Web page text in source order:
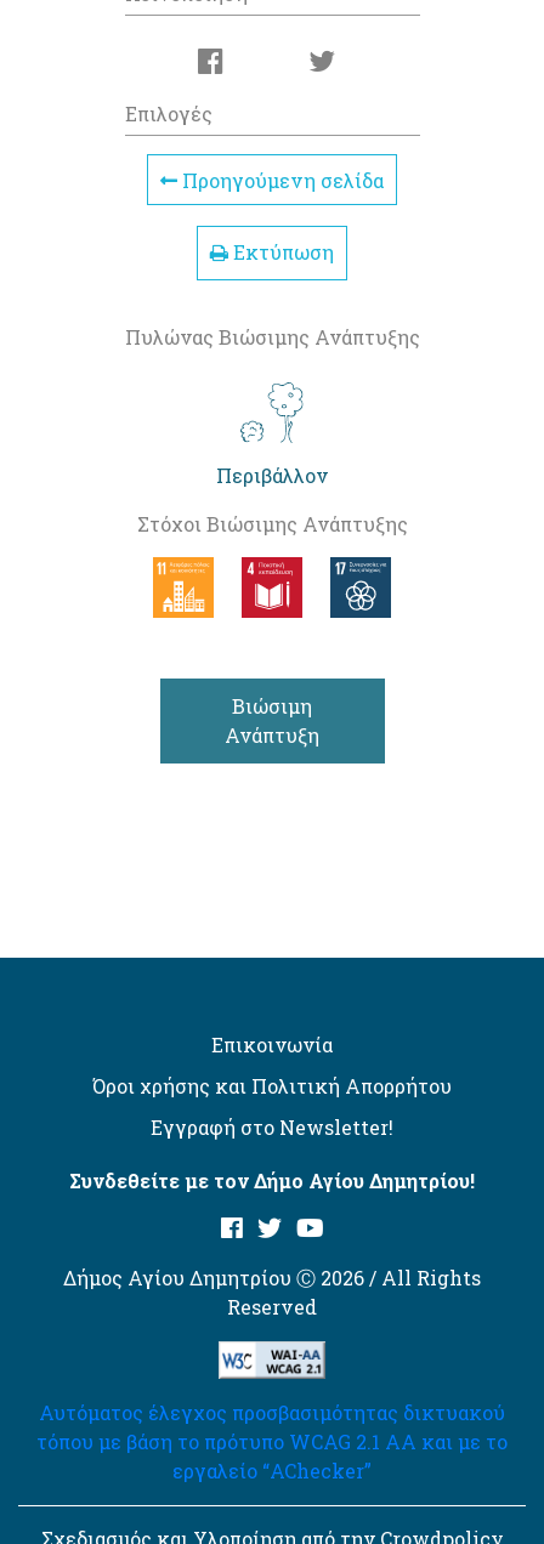
Επιλογές
Προηγούμενη σελίδα
Εκτύπωση
Πυλώνας Βιώσιμης Ανάπτυξης
Περιβάλλον
Στόχοι Βιώσιμης Ανάπτυξης
Βιώσιμη
Ανάπτυξη
Επικοινωνία
Όροι χρήσης και Πολιτική Απορρήτου
Εγγραφή στο Newsletter!
Συνδεθείτε με τον Δήμο Αγίου Δημητρίου!
Δήμος Αγίου Δημητρίου Ⓒ 2026 / All Rights
Reserved
Αυτόματος έλεγχος προσβασιμότητας δικτυακού
τόπου με βάση το πρότυπο WCAG 2.1 AA και με το
εργαλείο “AChecker”
Σχεδιασμός και Υλοποίηση από την Crowdpolicy